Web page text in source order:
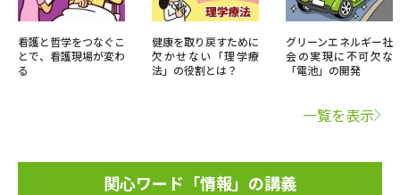
看護と哲学をつなぐこ
とで、看護現場が変わ
る
健康を取り戻すために
欠かせない「理学療
法」の役割とは？
グリーンエネルギー社
会の実現に不可欠な
「電池」の開発
一覧を表示
関心ワード「情報」の講義